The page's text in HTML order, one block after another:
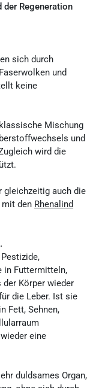
Regeneration
sich durch
und
keine
Mischung
und
wird die
gleichzeitig auch die
mit den Rhenalind
in Futtermitteln,
Körper wieder
die Leber. Ist sie
Fett, Sehnen,
eine
duldsames Organ,